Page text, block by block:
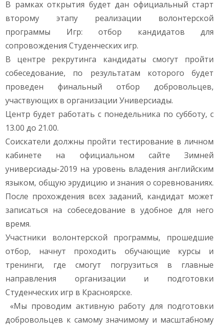
В рамках открытия будет дан официальный старт
второму этапу реализации волонтерской
программы Игр: отбор кандидатов для
сопровождения Студенческих игр.
В центре рекрутинга кандидаты смогут пройти
собеседование, по результатам которого будет
проведен финальный отбор добровольцев,
участвующих в организации Универсиады.
Центр будет работать с понедельника по субботу, с
13.00 до 21.00.
Соискатели должны пройти тестирование в личном
кабинете на официальном сайте Зимней
универсиады-2019 на уровень владения английским
языком, общую эрудицию и знания о соревнованиях.
После прохождения всех заданий, кандидат может
записаться на собеседование в удобное для него
время.
Участники волонтерской программы, прошедшие
отбор, начнут проходить обучающие курсы и
тренинги, где смогут погрузиться в главные
направления организации и подготовки
Студенческих игр в Красноярске.
«Мы проводим активную работу для подготовки
добровольцев к самому значимому и масштабному